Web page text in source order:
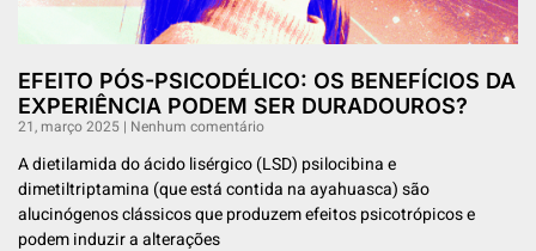
EFEITO PÓS-PSICODÉLICO: OS BENEFÍCIOS DA
EXPERIÊNCIA PODEM SER DURADOUROS?
21, março 2025 Nenhum comentário
A dietilamida do ácido lisérgico (LSD) psilocibina e
dimetiltriptamina (que está contida na ayahuasca) são
alucinógenos clássicos que produzem efeitos psicotrópicos e
podem induzir a alterações